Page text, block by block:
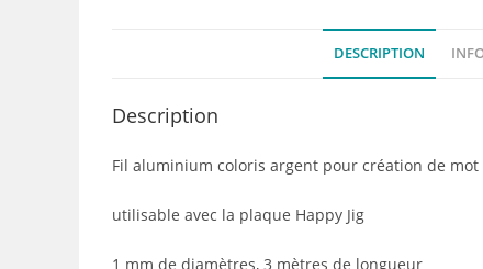
DESCRIPTION
Description
Fil aluminium coloris argent pour création de
utilisable avec la plaque Happy Jig
1 mm de diamètres, 3 mètres de longueur